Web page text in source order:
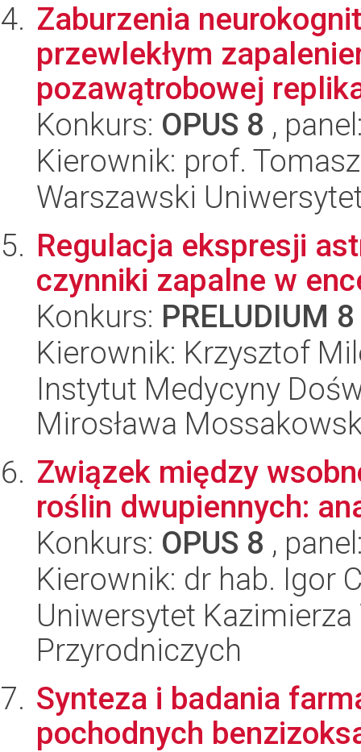
Zaburzenia
przewlekłym
pozawątrobowej
Konkurs: OPUS 8 ,
Kierownik: prof.
Warszawski
Regulacja ekspresji
czynniki zapalne w
Konkurs: PRELUDIUM 8
Kierownik: Krzysztof
Instytut Medycyny
Mirosława
Związek między
roślin dwupiennych:
Konkurs: OPUS 8 ,
Kierownik: dr hab. Igor
Uniwersytet Kazimierza
Przyrodniczych
Synteza i badania
pochodnych